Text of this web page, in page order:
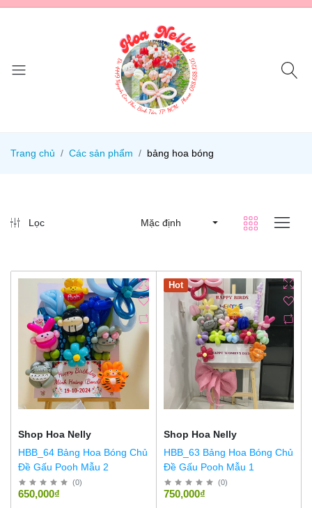
Trang chủ Các sản phẩm bảng hoa bóng
Lọc Mặc định
Shop Hoa Nelly
HBB_64 Bảng Hoa Bóng Chủ
Đề Gấu Pooh Mẫu 2
(0)
650,000₫
Hot
Shop Hoa Nelly
HBB_63 Bảng Hoa Bóng Chủ
Đề Gấu Pooh Mẫu 1
(0)
750,000₫